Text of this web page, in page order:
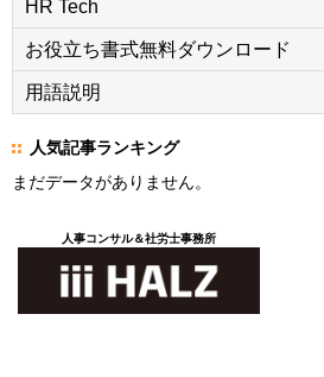
HR Tech
お役立ち書式無料ダウンロード
用語説明
人気記事ランキング
まだデータがありません。
人事コンサル＆社労士事務所